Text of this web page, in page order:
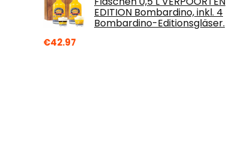
EDITION Bombardino, inkl. 4
Bombardino-Editionsgläser.
€42.97